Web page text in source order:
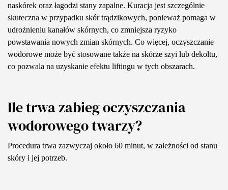
naskórek oraz łagodzi stany zapalne. Kuracja jest szczególnie
skuteczna w przypadku skór trądzikowych, ponieważ pomaga w
udrożnieniu kanałów skórnych, co zmniejsza ryzyko
powstawania nowych zmian skórnych. Co więcej, oczyszczanie
wodorowe może być stosowane także na skórze szyi lub dekoltu,
co pozwala na uzyskanie efektu liftingu w tych obszarach.
Ile trwa zabieg oczyszczania
wodorowego twarzy?
Procedura trwa zazwyczaj około 60 minut, w zależności od stanu
skóry i jej potrzeb.